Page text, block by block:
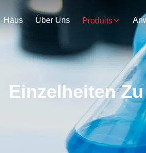
Haus Über Uns Produits
Einzelheiten